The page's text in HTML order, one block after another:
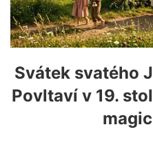
Svátek svatého
Povltaví v 19.